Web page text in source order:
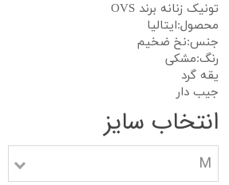
تونیک زنانه برند OVS
محصول:ایتالیا
جنس:نخ ضخیم
رنگ:مشکی
یقه گرد
جیب دار
انتخاب سایز
M